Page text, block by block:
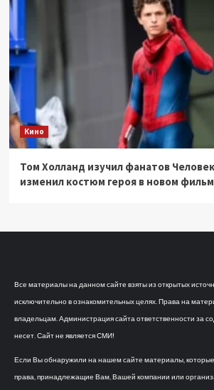
Кино
Том Холланд изучил фанатов
изменил костюм героя в новом
Все материалы на данном сайте взяты из открытых
исключительно в ознакомительных целях. Права на
владельцам. Администрация сайта ответственности за
несет. Сайт не является СМИ!
Если Вы обнаружили на нашем сайте материалы,
права, принадлежащие Вам, Вашей компании или